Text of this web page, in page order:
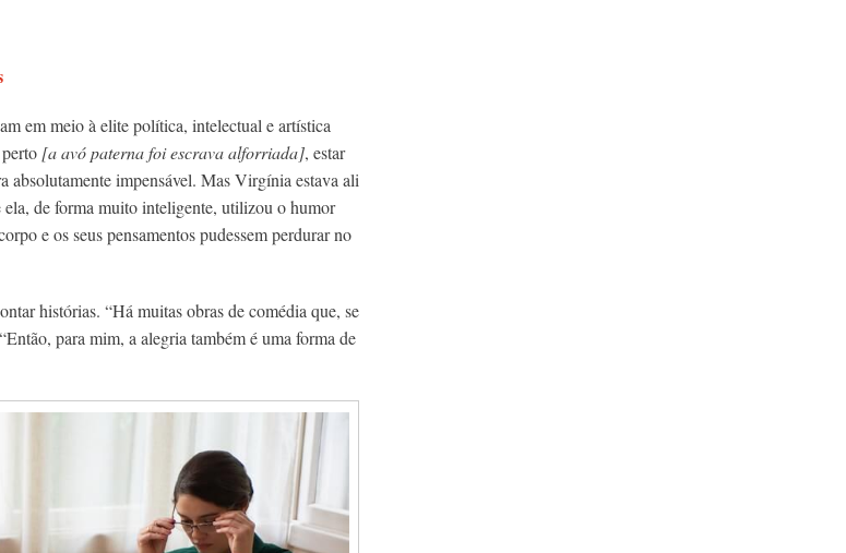
em meio à elite política, intelectual e artística
[a avó paterna foi escrava alforriada], estar
absolutamente impensável. Mas Virgínia estava ali
ela, de forma muito inteligente, utilizou o humor
e os seus pensamentos pudessem perdurar no
histórias. “Há muitas obras de comédia que, se
para mim, a alegria também é uma forma de